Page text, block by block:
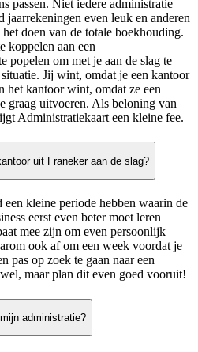
passen. Niet iedere administratie
even leuk en anderen
doen van de totale boekhouding.
koppelen aan een
popelen om met je aan de slag te
Jij wint, omdat je een kantoor
het kantoor wint, omdat ze een
graag uitvoeren. Als beloning van
Administratiekaart een kleine fee.
uit Franeker aan de slag?
kleine periode hebben waarin de
eerst even beter moet leren
mee zijn om even persoonlijk
ook af om een week voordat je
pas op zoek te gaan naar een
maar plan dit even goed vooruit!
administratie?